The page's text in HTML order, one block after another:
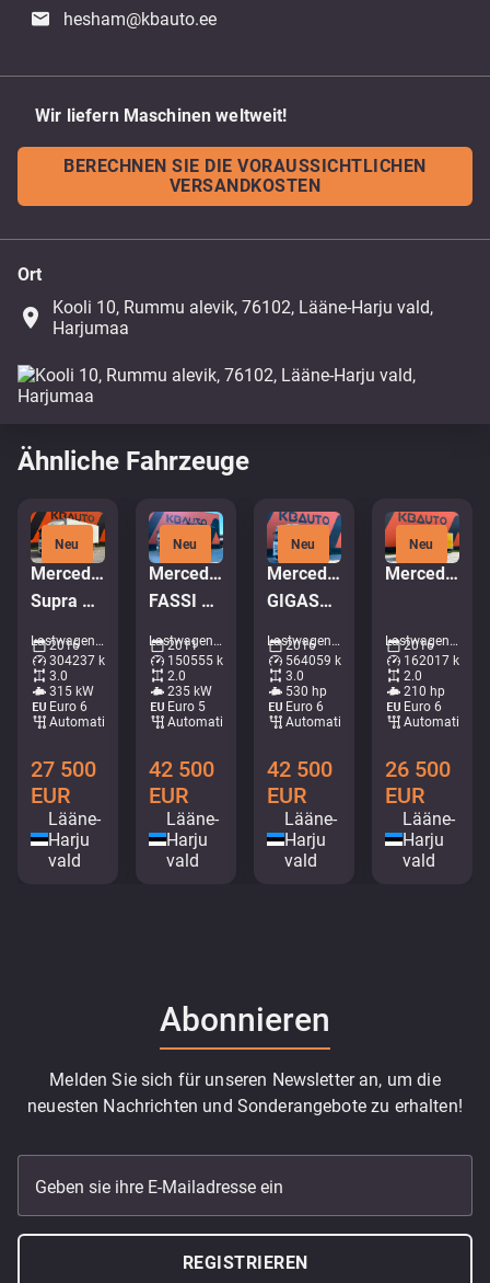
hesham@kbauto.ee
Wir liefern Maschinen weltweit!
BERECHNEN SIE DIE VORAUSSICHTLICHEN
VERSANDKOSTEN
Ort
place
Kooli 10, Rummu alevik, 76102, Lääne-Harju vald,
Harjumaa
Ähnliche Fahrzeuge
Neu
Mercedes-Benz Antos 2543 6x2*4
Supra Mt / box L=8520 mm
Lastwagen - Kühlschrank • M375-5636
2016
304237 km
3.0
315 kW
Euro 6
Automatisch
27 500
EUR
Lääne-
Harju
vald
Neu
Mercedes-Benz Actros 1832 4x2
FASSI F135A22 / BOX L=3707 mm
Lastwagen - Krankipper • M253-8328
2011
150555 km
2.0
235 kW
Euro 5
Automatisch
42 500
EUR
Lääne-
Harju
vald
Neu
Mercedes-Benz Actros 2653 6x2
GIGASPACE / JOAB L20 ton / L=5400 mm
Lastwagen - Hakenlift • M025-3669
2016
564059 km
3.0
530 hp
Euro 6
Automatisch
42 500
EUR
Lääne-
Harju
vald
Neu
Mercedes-Benz Atego 1221 4x2
Lastwagen - Kasten • M299-0946
2016
162017 km
2.0
210 hp
Euro 6
Automatisch
26 500
EUR
Lääne-
Harju
vald
Abonnieren
Melden Sie sich für unseren Newsletter an, um die
neuesten Nachrichten und Sonderangebote zu erhalten!
Geben sie ihre E-Mailadresse ein
REGISTRIEREN